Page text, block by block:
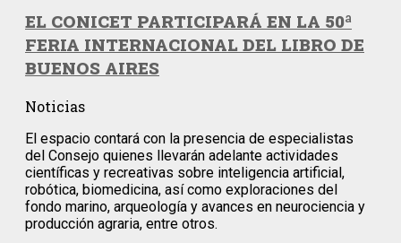
EL CONICET PARTICIPARÁ EN LA 50ª
FERIA INTERNACIONAL DEL LIBRO DE
BUENOS AIRES
Noticias
El espacio contará con la presencia de especialistas
del Consejo quienes llevarán adelante actividades
científicas y recreativas sobre inteligencia artificial,
robótica, biomedicina, así como exploraciones del
fondo marino, arqueología y avances en neurociencia y
producción agraria, entre otros.